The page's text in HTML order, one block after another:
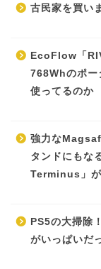
古民家を買い
EcoFlow「
768Whのポー
使ってるのか
強力な
タンドにもな
Terminus」が
PS5の大掃除
がいっぱいだ